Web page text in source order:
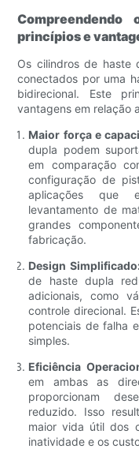
princípios e
Os cilindros de haste
conectados por uma
bidirecional. Este
vantagens em relação
Maior força e
dupla podem
em comparação
configuração de
aplicações que
levantamento de
grandes
fabricação.
Design
de haste dupla
adicionais, como
controle direcional.
potenciais de falha
simples.
Eficiência
em ambas as
proporcionam
reduzido. Isso
maior vida útil dos
inatividade e os